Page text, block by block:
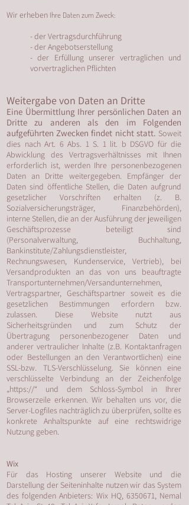
Wir erheben Ihre Daten zum Zweck:
- der Vertragsdurchführung
- der Angebotserstellung
- der Erfüllung unserer vertraglichen und
vorvertraglichen Pflichten
Weitergabe von Daten an Dritte
Eine Übermittlung Ihrer persönlichen Daten an
Dritte zu anderen als den im Folgenden
aufgeführten Zwecken findet nicht statt. Soweit
dies nach Art. 6 Abs. 1 S. 1 lit. b DSGVO für die
Abwicklung des Vertragsverhältnisses mit Ihnen
erforderlich ist, werden Ihre personenbezogenen
Daten an Dritte weitergegeben. Empfänger der
Daten sind öffentliche Stellen, die Daten aufgrund
gesetzlicher Vorschriften erhalten (z. B.
Sozialversicherungsträger, Finanzbehörden),
interne Stellen, die an der Ausführung der jeweiligen
Geschäftsprozesse beteiligt sind
(Personalverwaltung, Buchhaltung,
Bankinstitute/Zahlungsdienstleister,
Rechnungswesen, Kundenservice, Vertrieb), bei
Versandprodukten an das von uns beauftragte
Transportunternehmen/Versandunternehmen,
Vertragspartner, Geschäftspartner soweit es die
gesetzlichen Bestimmungen erfordern bzw.
zulassen. Diese Website nutzt aus
Sicherheitsgründen und zum Schutz der
Übertragung personenbezogener Daten und
anderer vertraulicher Inhalte (z.B. Kontaktanfragen
oder Bestellungen an den Verantwortlichen) eine
SSL-bzw. TLS-Verschlüsselung. Sie können eine
verschlüsselte Verbindung an der Zeichenfolge
„https://“ und dem Schloss-Symbol in Ihrer
Browserzeile erkennen. Wir behalten uns vor, die
Server-Logfiles nachträglich zu überprüfen, sollte es
konkrete Anhaltspunkte auf eine rechtswidrige
Nutzung geben.
Wix
Für das Hosting unserer Website und die
Darstellung der Seiteninhalte nutzen wir das System
des folgenden Anbieters: Wix HQ, 6350671, Nemal